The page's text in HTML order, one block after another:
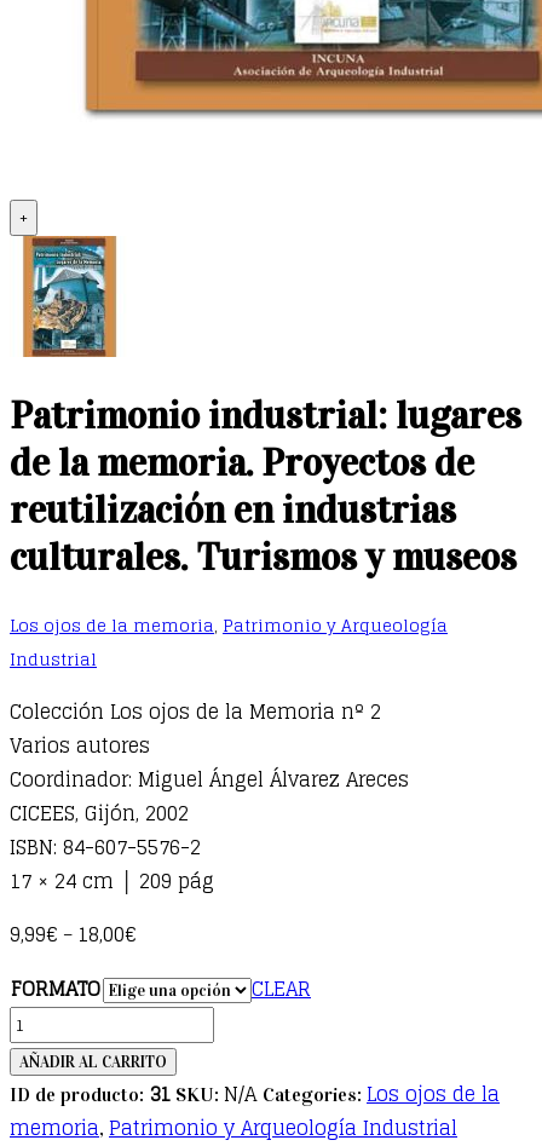
+
Patrimonio industrial: lugares
de la memoria. Proyectos de
reutilización en industrias
culturales. Turismos y museos
Los ojos de la memoria, Patrimonio y Arqueología
Industrial
Colección Los ojos de la Memoria nº 2
Varios autores
Coordinador: Miguel Ángel Álvarez Areces
CICEES, Gijón, 2002
ISBN: 84-607-5576-2
17 × 24 cm │ 209 pág
9,99€ – 18,00€
FORMATO
CLEAR
Patrimonio
industrial:
lugares
de
AÑADIR AL CARRITO
ID de producto: 31 SKU: N/A Categories: Los ojos de la
memoria, Patrimonio y Arqueología Industrial